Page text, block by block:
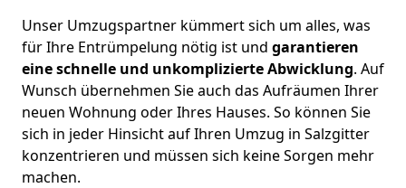
Unser Umzugspartner kümmert sich um alles, was
für Ihre Entrümpelung nötig ist und garantieren
eine schnelle und unkomplizierte Abwicklung. Auf
Wunsch übernehmen Sie auch das Aufräumen Ihrer
neuen Wohnung oder Ihres Hauses. So können Sie
sich in jeder Hinsicht auf Ihren Umzug in Salzgitter
konzentrieren und müssen sich keine Sorgen mehr
machen.